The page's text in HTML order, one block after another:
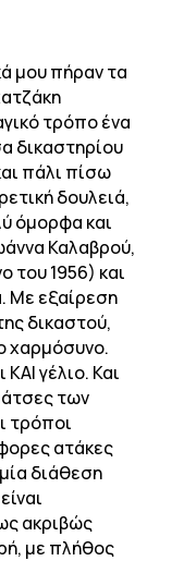
μου πήραν τα
τρόπο ένα
δικαστηρίου
πάλι πίσω
δουλειά,
όμορφα και
Καλαβρού,
του 1956) και
Με εξαίρεση
δικαστού,
χαρμόσυνο.
γέλιο. Και
των
τρόποι
ατάκες
διάθεση
ακριβώς
με πλήθος